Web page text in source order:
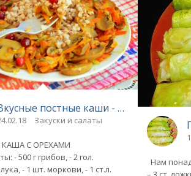
постные каши - 5 рецептов
Закуски и салаты
КАША С ОРЕХАМИ
2 гол.
- 1 шт. моркови, - 1 ст.л.
Нам